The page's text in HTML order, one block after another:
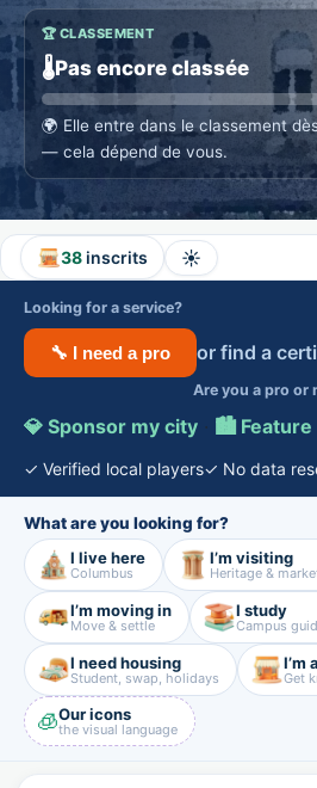
🏆 CLASSEMENT
🌡️Pas encore classée
🌍 Elle entre dans le classement
— cela dépend de vous.
38inscrits ☀️
Looking for a service?
🔧 I need a pro or find a
Are you a pro or
💎 Sponsor my city · 🏙️ Feature
✓ Verified local players✓ No data
What are you looking for?
I live here
Columbus
I’m visiting
Heritage &
I’m moving in
Move & settle
I study
Campus
I need housing
Student, swap, holidays
I’m
Get
🧊Our icons
the visual language